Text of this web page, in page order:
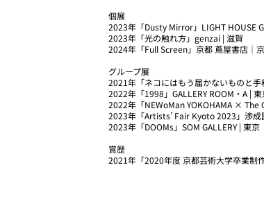
個展
2023年「Dusty Mirror」LIGHT HOUSE
2023年「光の触れ方」genzai | 滋賀
2024年「Full Screen」京都 蔦屋書店｜
グループ展
2021年「ネコにはもう届かないものと
2022年「1998」GALLERY ROOM・A |
2022年「NEWoMan YOKOHAMA × The
2023年「Artists’ Fair Kyoto 2023」渉成
2023年「DOOMs」SOM GALLERY | 東京
賞歴
2021年「2020年度 京都芸術大学卒業